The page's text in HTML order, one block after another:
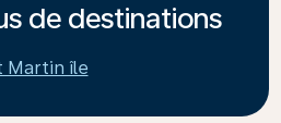
de destinations
Martin île